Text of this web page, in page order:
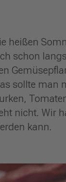
heißen
schon
sollte man
nicht. Wir
kann.